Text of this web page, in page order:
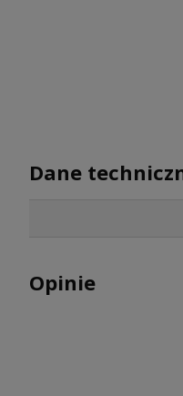
Dane
Opinie